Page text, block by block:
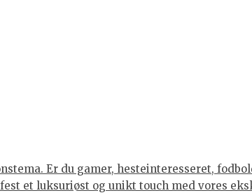
Er du gamer, hesteinteresseret,
et luksuriøst og unikt touch med vores